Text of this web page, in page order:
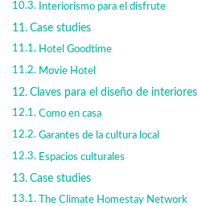
Interiorismo para el disfrute
Case studies
Hotel Goodtime
Movie Hotel
Claves para el diseño de interiores
Como en casa
Garantes de la cultura local
Espacios culturales
Case studies
The Climate Homestay Network